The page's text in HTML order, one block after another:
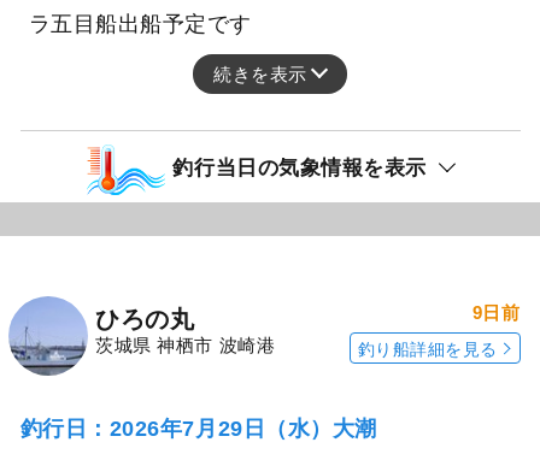
ラ五目船出船予定です
続きを表示
釣行当日の気象情報を表示
ひろの丸
茨城県 神栖市 波崎港
9日前
釣り船詳細を見る
釣行日：2026年7月29日（水）大潮